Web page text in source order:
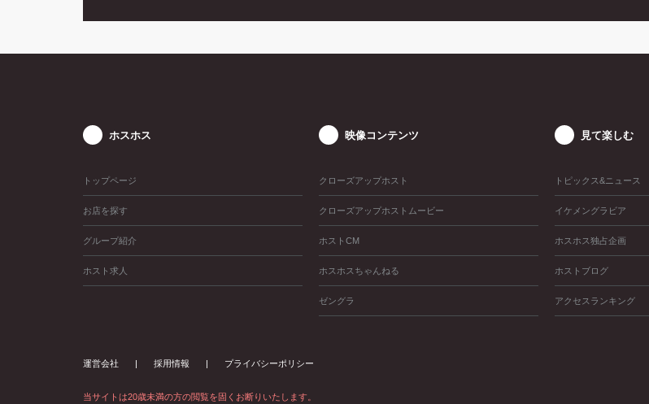
ホスホス
トップページ
お店を探す
グループ紹介
ホスト求人
映像コンテンツ
クローズアップホスト
クローズアップホストムービー
ホストCM
ホスホスちゃんねる
ゼングラ
見て楽しむ
トピックス&ニュース
イケメングラビア
ホスホス独占企画
ホストブログ
アクセスランキング
運営会社 採用情報 プライバシーポリシー
当サイトは20歳未満の方の閲覧を固くお断りいたします。